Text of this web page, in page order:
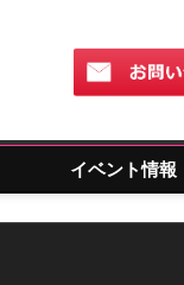
イベント情報